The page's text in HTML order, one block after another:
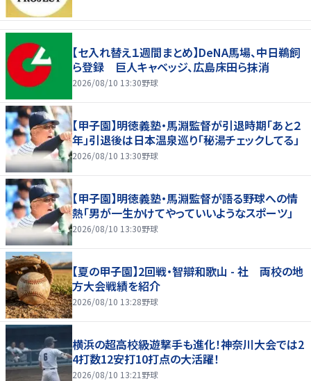
【セ入れ替え１週間まとめ】DeNA馬場、中日鵜飼
ら登録 巨人キャベッジ、広島床田ら抹消
2026/08/10 13:30野球
【甲子園】明徳義塾・馬淵監督が引退時期「あと２
年」引退後は日本温泉巡り「秘湯チェックしてる」
2026/08/10 13:30野球
【甲子園】明徳義塾・馬淵監督が語る野球への情
熱「男が一生かけてやっていいようなスポーツ」
2026/08/10 13:30野球
【夏の甲子園】2回戦・智辯和歌山 - 社 両校の地
方大会戦績を紹介
2026/08/10 13:28野球
横浜の超高校級遊撃手も進化！神奈川大会では2
4打数12安打10打点の大活躍！
2026/08/10 13:21 野球